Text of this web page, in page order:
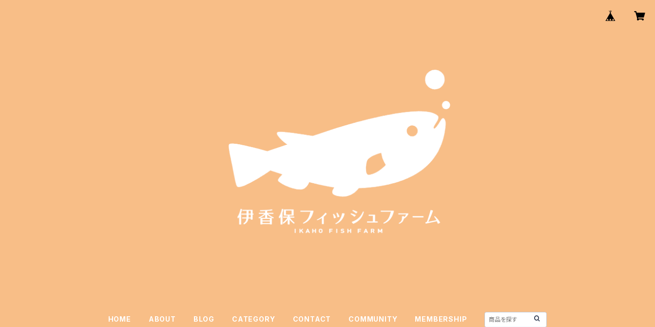
HOME ABOUT BLOG CATEGORY CONTACT COMMUNITY MEMBERSHIP